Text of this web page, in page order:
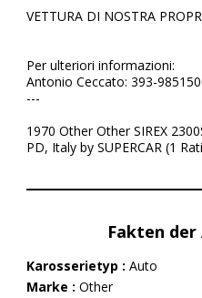
VETTURA DI NOSTRA
Per ulteriori informazioni:
Antonio Ceccato: 393-
---
1970 Other Other SIREX
PD, Italy by SUPERCAR (1
Fakten der
Karosserietyp : Auto
Marke : Other